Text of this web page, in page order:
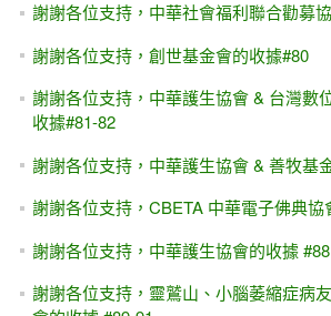
謝謝各位支持，中華社會福利聯合勸募
謝謝各位支持，創世基金會的收據#80
謝謝各位支持，中華護生協會 & 台灣數
收據#81-82
謝謝各位支持，中華護生協會 & 善牧基
謝謝各位支持，CBETA 中華電子佛典協
謝謝各位支持，中華護生協會的收據 #88
謝謝各位支持，靈鷲山、小腦萎縮症病